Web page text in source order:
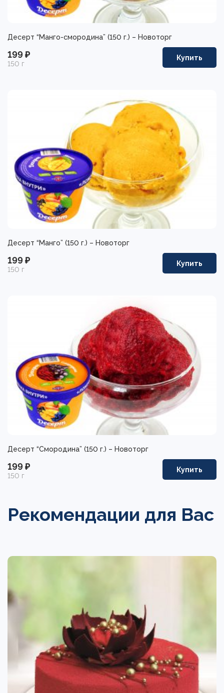
Десерт “Манго-смородина” (150 г.) – Новоторг
199 ₽
150 г
Купить
Десерт “Манго” (150 г.) – Новоторг
199 ₽
150 г
Купить
Десерт “Смородина” (150 г.) – Новоторг
199 ₽
150 г
Купить
Рекомендации для Вас